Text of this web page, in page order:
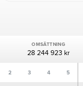
OMSÄTTNING
28 244 923 kr
2 3 4 5